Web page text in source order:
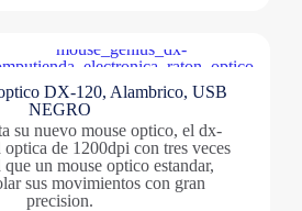
DX-120, Alambrico, USB
NEGRO
su nuevo mouse optico, el dx-
de 1200dpi con tres veces
un mouse optico estandar,
sus movimientos con gran
precision.